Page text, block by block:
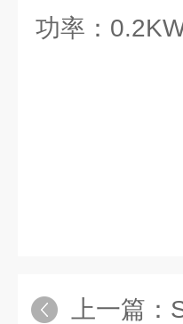
功率：
上一篇：